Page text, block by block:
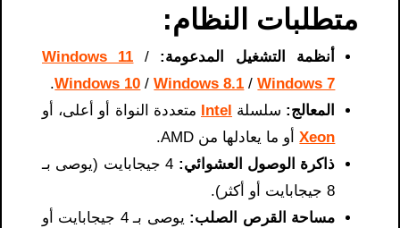
متطلبات النظام:
أنظمة التشغيل المدعومة: Windows 11 /
Windows 10 /Windows 8.1 /Windows 7
.
المعالج: سلسلة Intel متعددة النواة أو أعلى، أو
Xeonأو ما يعادلها من AMD.
ذاكرة الوصول العشوائي:
4 جيجابايت (يوصى بـ
8 جيجابايت أو أكثر).
مساحة القرص الصلب:
يوصى بـ 4 جيجابايت أو